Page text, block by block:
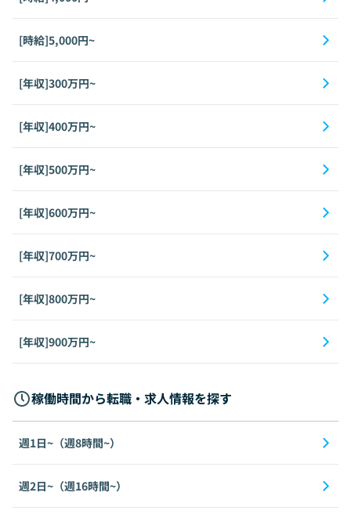
[時給]5,000円~
[年収]300万円~
[年収]400万円~
[年収]500万円~
[年収]600万円~
[年収]700万円~
[年収]800万円~
[年収]900万円~
稼働時間から転職・求人情報を探す
週1日~（週8時間~）
週2日~（週16時間~）